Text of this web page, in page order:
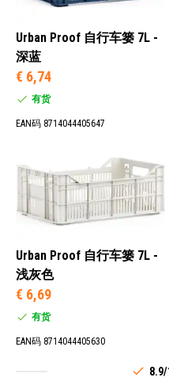
Urban Proof 自行车篓 7L -
深蓝
€ 6,74
有货
EAN码 8714044405647
Urban Proof 自行车篓 7L -
浅灰色
€ 6,69
有货
EAN码 8714044405630